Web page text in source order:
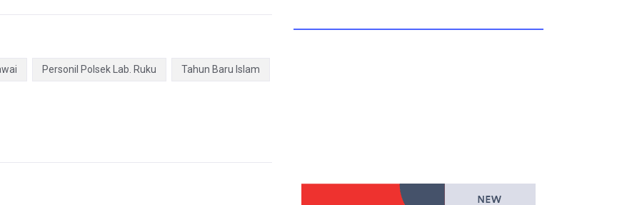
Personil Polsek Lab. Ruku Tahun Baru Islam